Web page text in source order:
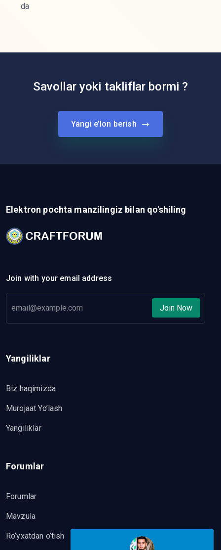
da
Savollar yoki takliflar bormi ?
Yangi e’lon berish
Elektron pochta manzilingiz bilan qo'shiling
Join with your email address
Join Now
Yangiliklar
Biz haqimizda
Murojaat Yo’lash
Yangiliklar
Forumlar
Forumlar
Mavzula
Ro’yxatdan o’tish